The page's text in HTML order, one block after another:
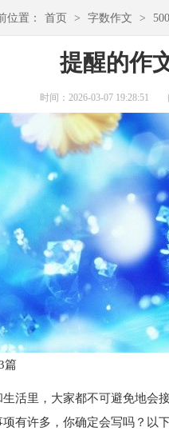
位置： 首页 > 字数作文 >
提醒的作
时间：2026-03-07 19:28:51
篇
活里，大家都不可避免地会
有许多，你确定会写吗？以